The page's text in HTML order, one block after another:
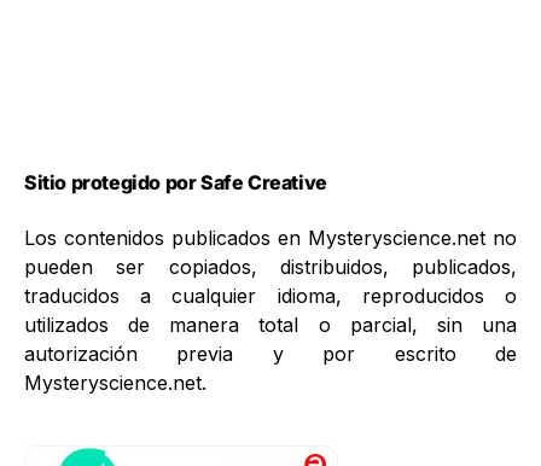
Sitio protegido por Safe Creative
Los contenidos publicados en Mysteryscience.net no
pueden ser copiados, distribuidos, publicados,
traducidos a cualquier idioma, reproducidos o
utilizados de manera total o parcial, sin una
autorización previa y por escrito de
Mysteryscience.net.